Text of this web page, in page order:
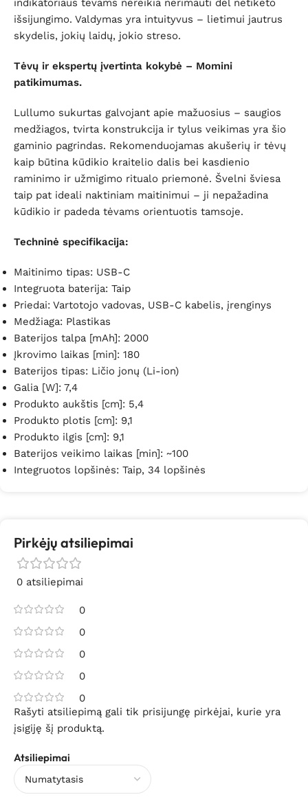
indikatoriaus tėvams nereikia nerimauti dėl netikėto
išsijungimo. Valdymas yra intuityvus – lietimui jautrus
skydelis, jokių laidų, jokio streso.
Tėvų ir ekspertų įvertinta kokybė – Momini
patikimumas.
Lullumo sukurtas galvojant apie mažuosius – saugios
medžiagos, tvirta konstrukcija ir tylus veikimas yra šio
gaminio pagrindas. Rekomenduojamas akušerių ir tėvų
kaip būtina kūdikio kraitelio dalis bei kasdienio
raminimo ir užmigimo ritualo priemonė. Švelni šviesa
taip pat ideali naktiniam maitinimui – ji nepažadina
kūdikio ir padeda tėvams orientuotis tamsoje.
Techninė specifikacija:
Maitinimo tipas: USB-C
Integruota baterija: Taip
Priedai: Vartotojo vadovas, USB-C kabelis, įrenginys
Medžiaga: Plastikas
Baterijos talpa [mAh]: 2000
Įkrovimo laikas [min]: 180
Baterijos tipas: Ličio jonų (Li-ion)
Galia [W]: 7,4
Produkto aukštis [cm]: 5,4
Produkto plotis [cm]: 9,1
Produkto ilgis [cm]: 9,1
Baterijos veikimo laikas [min]: ~100
Integruotos lopšinės: Taip, 34 lopšinės
Pirkėjų atsiliepimai
0 atsiliepimai
0
0
0
0
0
Atsiliepimai
Rašyti atsiliepimą gali tik prisijungę pirkėjai, kurie yra
įsigiję šį produktą.